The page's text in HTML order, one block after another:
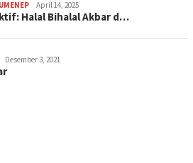
April 14, 2025
Halal Bihalal Akbar d…
Desember 3, 2021